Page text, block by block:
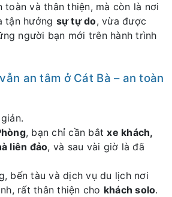
toàn và thân thiện, mà còn là nơi
tận hưởng sự tự do, vừa được
người bạn mới trên hành trình
an tâm ở Cát Bà – an toàn
, bạn chỉ cần bắtxe khách,
liên đảo, và sau vài giờ là đã
bến tàu và dịch vụ du lịch nơi
rất thân thiện cho khách solo.